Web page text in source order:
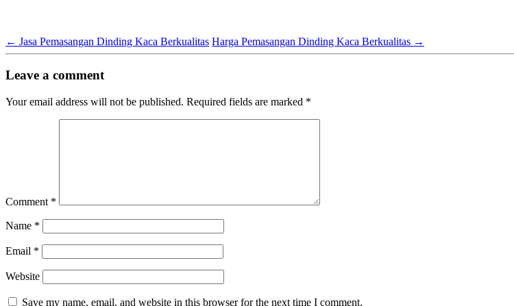
← Jasa Pemasangan Dinding Kaca Berkualitas Harga Pemasangan Dinding Kaca Berkualitas →
Leave a comment
Your email address will not be published. Required fields are marked *
Comment *
Name *
Email *
Website
Save my name, email, and website in this browser for the next time I comment.